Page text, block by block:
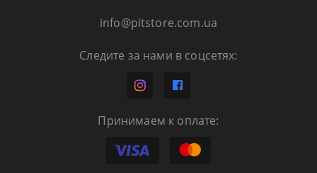
info@pitstore.com.ua
Следите за нами в соцсетях:
Принимаем к оплате: